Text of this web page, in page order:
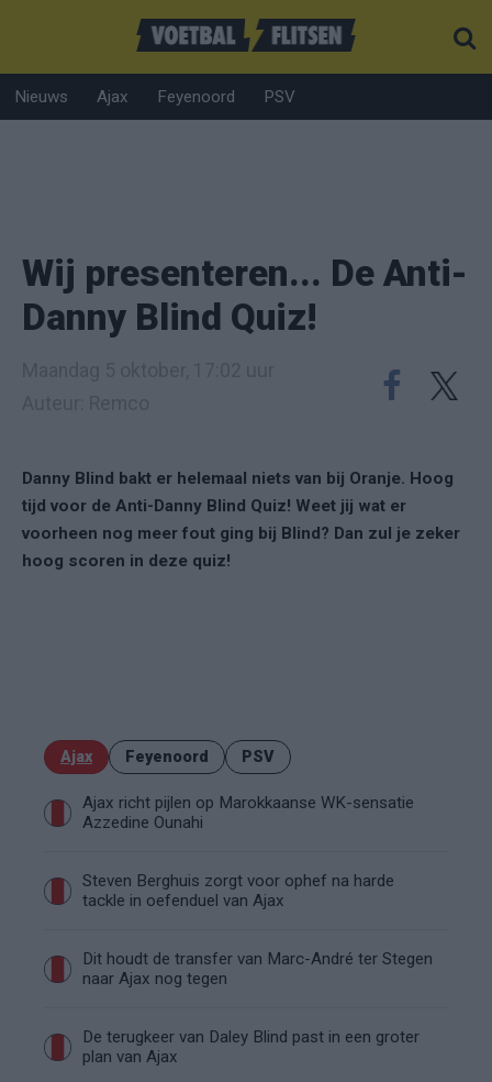
Nieuws Ajax Feyenoord PSV
Wij presenteren... De Anti-
Danny Blind Quiz!
Danny Blind bakt er helemaal niets van bij Oranje. Hoog
tijd voor de Anti-Danny Blind Quiz! Weet jij wat er
voorheen nog meer fout ging bij Blind? Dan zul je zeker
hoog scoren in deze quiz!
Ajax Feyenoord PSV
Ajax richt pijlen op Marokkaanse WK-sensatie
Azzedine Ounahi
Steven Berghuis zorgt voor ophef na harde
tackle in oefenduel van Ajax
Dit houdt de transfer van Marc-André ter Stegen
naar Ajax nog tegen
De terugkeer van Daley Blind past in een groter
plan van Ajax